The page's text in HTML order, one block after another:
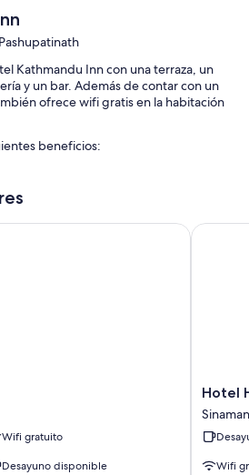
Kathmandu Inn con una terraza, un
y un bar. Además de contar con un
ofrece wifi gratis en la habitación
beneficios:
cargo, resguardo de equipaje y áreas
de tocador gratuitos
con canales de televisión por cable
y escritorios
Wifi gratuito
Desayuno disponible
Hotel
Hema
Hotel
Wifi
Hotel